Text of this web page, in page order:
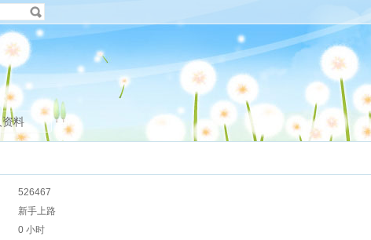
资料
526467
新手上路
0 小时